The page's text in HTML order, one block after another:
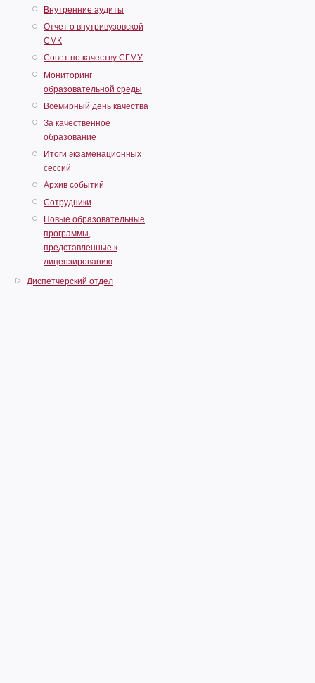
Внутренние аудиты
Отчет о внутривузовской
СМК
Совет по качеству СГМУ
Мониторинг
образовательной среды
Всемирный день качества
За качественное
образование
Итоги экзаменационных
сессий
Архив событий
Сотрудники
Новые образовательные
программы,
представленные к
лицензированию
Диспетчерский отдел